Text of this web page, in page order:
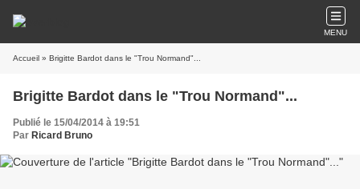
MENU
Accueil » Brigitte Bardot dans le "Trou Normand"...
Brigitte Bardot dans le "Trou Normand"...
Publié le 15/04/2014 à 19:51
Par Ricard Bruno